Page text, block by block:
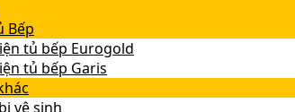
Bếp
tủ bếp Eurogold
tủ bếp Garis
vệ sinh